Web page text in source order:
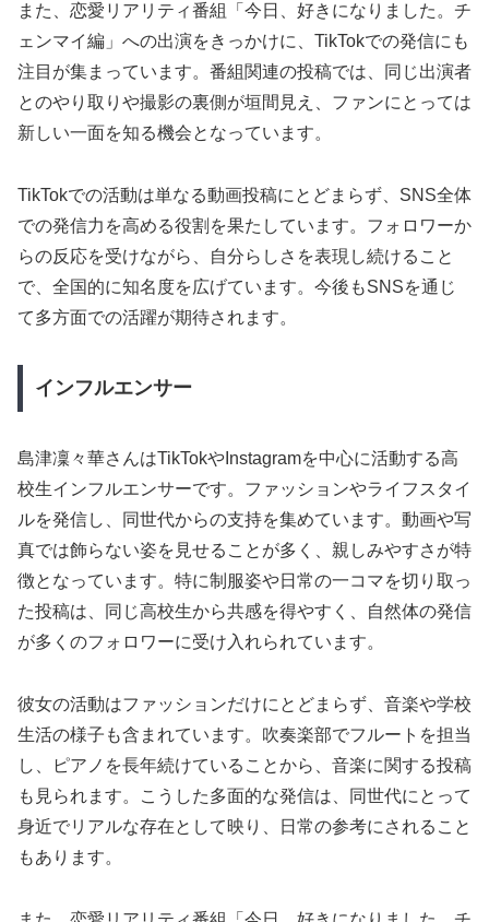
また、恋愛リアリティ番組「今日、好きになりました。チ
ェンマイ編」への出演をきっかけに、TikTokでの発信にも
注目が集まっています。番組関連の投稿では、同じ出演者
とのやり取りや撮影の裏側が垣間見え、ファンにとっては
新しい一面を知る機会となっています。
TikTokでの活動は単なる動画投稿にとどまらず、SNS全体
での発信力を高める役割を果たしています。フォロワーか
らの反応を受けながら、自分らしさを表現し続けること
で、全国的に知名度を広げています。今後もSNSを通じ
て多方面での活躍が期待されます。
インフルエンサー
島津凜々華さんはTikTokやInstagramを中心に活動する高
校生インフルエンサーです。ファッションやライフスタイ
ルを発信し、同世代からの支持を集めています。動画や写
真では飾らない姿を見せることが多く、親しみやすさが特
徴となっています。特に制服姿や日常の一コマを切り取っ
た投稿は、同じ高校生から共感を得やすく、自然体の発信
が多くのフォロワーに受け入れられています。
彼女の活動はファッションだけにとどまらず、音楽や学校
生活の様子も含まれています。吹奏楽部でフルートを担当
し、ピアノを長年続けていることから、音楽に関する投稿
も見られます。こうした多面的な発信は、同世代にとって
身近でリアルな存在として映り、日常の参考にされること
もあります。